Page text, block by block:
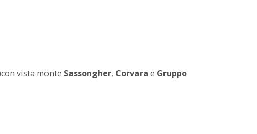
vista monte Sassongher, Corvara e Gruppo